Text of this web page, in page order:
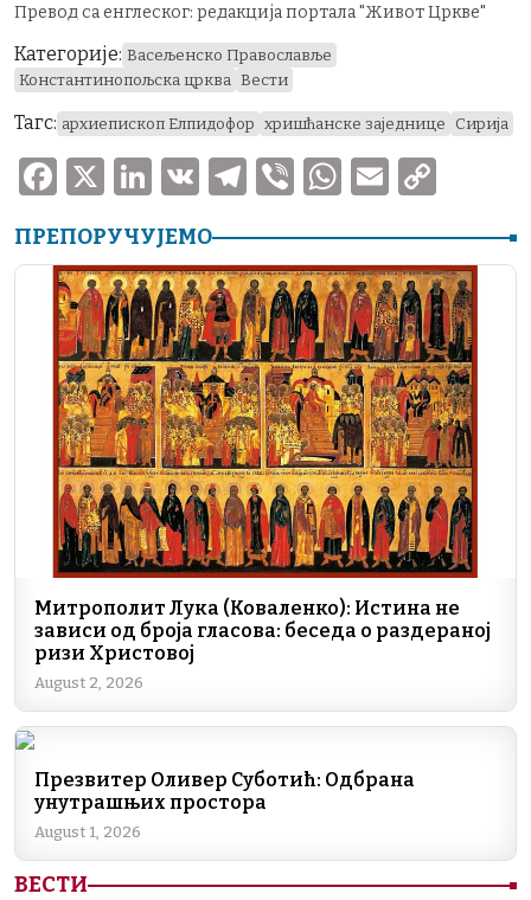
Превод са енглеског: редакција портала "Живот Цркве"
Категорије: Васељенско Православље
Константинопољска црква Вести
Тагс: архиепископ Елпидофор хришћанске заједнице Сирија
F
c
e
b
o
o
k
X
Li
k
e
dI
n
V
T
e
gr
a
m
V
er
W
at
s
A
p
p
E
ai
l
p
y
Li
n
k
ПРЕПОРУЧУЈЕМО
Митрополит Лука (Коваленко): Истина не
зависи од броја гласова: беседа о раздераној
ризи Христовој
August 2, 2026
Презвитер Оливер Суботић: Одбрана
унутрашњих простора
August 1, 2026
ВЕСТИ